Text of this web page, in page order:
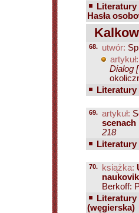
Literatury
Hasła
68. utwór:
artykuł:
Dialog
Literatury
69. artykuł:
scenach
218
Literatury
70. książka:
Berkoff:
Literatury
(węgierska)